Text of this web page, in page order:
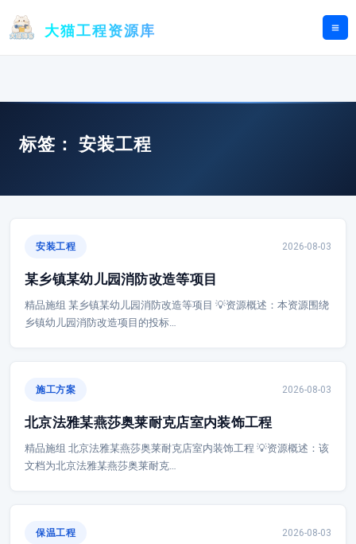
大猫工程资源库
标签： 安装工程
安装工程 2026-08-03
某乡镇某幼儿园消防改造等项目
精品施组 某乡镇某幼儿园消防改造等项目 💡资源概述：本资源围绕
乡镇幼儿园消防改造项目的投标…
施工方案 2026-08-03
北京法雅某燕莎奥莱耐克店室内装饰工程
精品施组 北京法雅某燕莎奥莱耐克店室内装饰工程 💡资源概述：该
文档为北京法雅某燕莎奥莱耐克…
保温工程 2026-08-03